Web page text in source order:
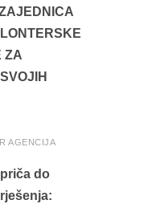
ZA
AGENCIJA
do